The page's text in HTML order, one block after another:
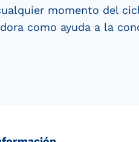
momento del
como ayuda a la